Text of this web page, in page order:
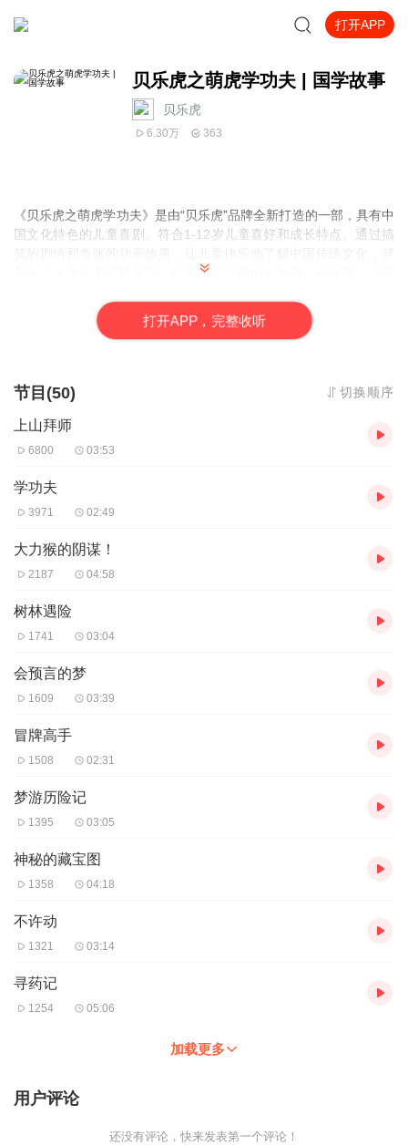
打开APP
贝乐虎之萌虎学功夫 | 国学故事
贝乐虎
6.30万 363
《贝乐虎之萌虎学功夫》是由“贝乐虎”品牌全新打造的一部，具有中
国文化特色的儿童喜剧。符合1-12岁儿童喜好和成长特点。通过搞
受人与人之间的互帮互助、同时树立正确的人生观、价值观。故事
系列的搞笑日常。
打开APP，完整收听
节目(50) 切换顺序
上山拜师
6800 03:53
学功夫
3971 02:49
大力猴的阴谋！
2187 04:58
树林遇险
1741 03:04
会预言的梦
1609 03:39
冒牌高手
1508 02:31
梦游历险记
1395 03:05
神秘的藏宝图
1358 04:18
不许动
1321 03:14
寻药记
1254 05:06
加载更多
用户评论
还没有评论，快来发表第一个评论！